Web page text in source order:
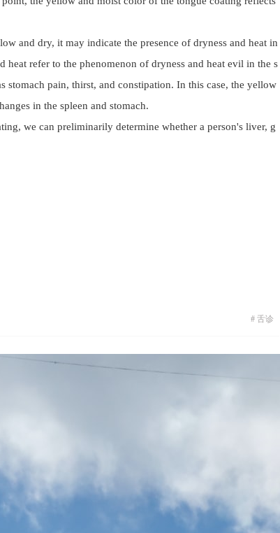
and dry, it may indicate the presence of dryness and heat in
heat refer to the phenomenon of dryness and heat evil in the s
stomach pain, thirst, and constipation. In this case, the yellow
in the spleen and stomach.
we can preliminarily determine whether a person's liver, g
It should be noted that this is only an auxiliary diagnostic
judged in conjunction with other symptoms and medica
diseases by adjusting our diet and maintaining good sleep h
他的肝胆存在湿热。肝胆湿热是指肝胆部位出现湿邪与热
、胁痛、口苦等。此时，舌苔的黄色和湿润反映了肝胆部
在燥热。脾胃燥热是指脾胃部位出现干燥和热邪的现象，
的黄色和干燥反映了脾胃部位的病理变化。
其他症状和医学检查进行综合判断。在日常生活中，我们
# 舌诊